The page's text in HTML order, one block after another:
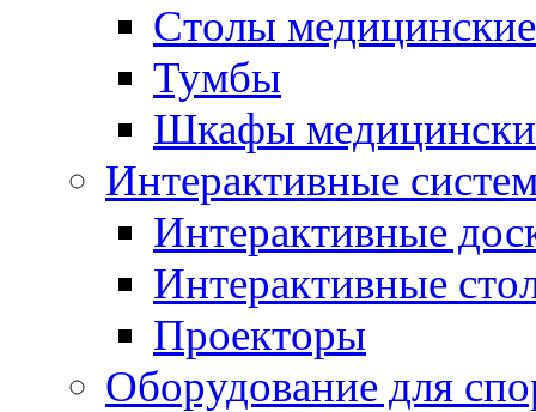
Столы медицинские
Тумбы
Шкафы
Интерактивные
Интерактивные
Интерактивные
Проекторы
Оборудование для